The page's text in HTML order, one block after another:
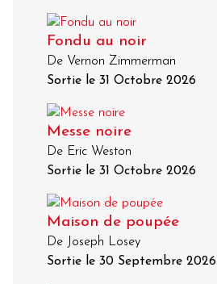
Fondu au noir
De Vernon Zimmerman
Sortie le 31 Octobre 2026
Messe noire
De Eric Weston
Sortie le 31 Octobre 2026
Maison de poupée
De Joseph Losey
Sortie le 30 Septembre 2026